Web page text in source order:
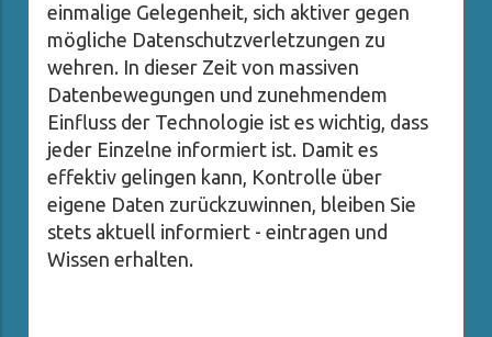
einmalige Gelegenheit, sich aktiver gegen
mögliche Datenschutzverletzungen zu
wehren. In dieser Zeit von massiven
Datenbewegungen und zunehmendem
Einfluss der Technologie ist es wichtig, dass
jeder Einzelne informiert ist. Damit es
effektiv gelingen kann, Kontrolle über
eigene Daten zurückzuwinnen, bleiben Sie
stets aktuell informiert - eintragen und
Wissen erhalten.